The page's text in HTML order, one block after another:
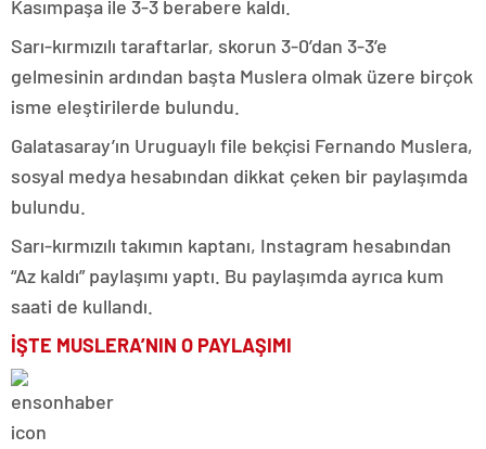
Kasımpaşa ile 3-3 berabere kaldı.
Sarı-kırmızılı taraftarlar, skorun 3-0’dan 3-3’e
gelmesinin ardından başta Muslera olmak üzere birçok
isme eleştirilerde bulundu.
Galatasaray’ın Uruguaylı file bekçisi Fernando Muslera,
sosyal medya hesabından dikkat çeken bir paylaşımda
bulundu.
Sarı-kırmızılı takımın kaptanı, Instagram hesabından
“Az kaldı” paylaşımı yaptı. Bu paylaşımda ayrıca kum
saati de kullandı.
İŞTE MUSLERA’NIN O PAYLAŞIMI